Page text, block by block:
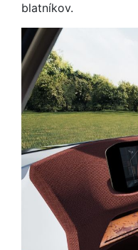
blatníkov.